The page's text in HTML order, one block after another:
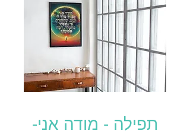
תפילה - מודה אני-